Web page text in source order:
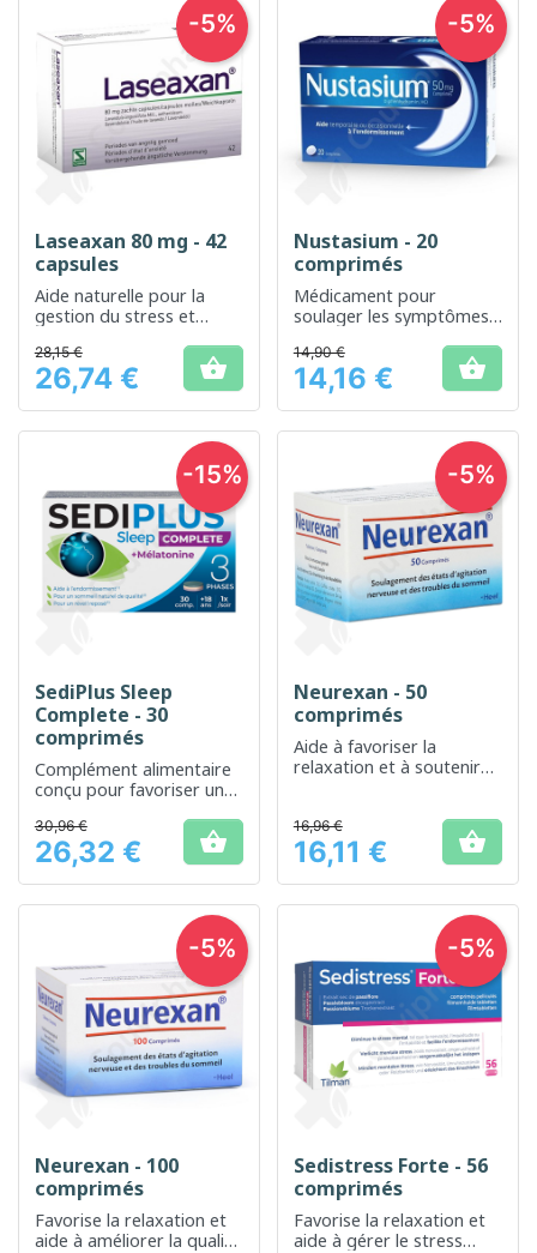
Laseaxan 80 mg - 42
capsules
Aide naturelle pour la
gestion du stress et
Prix
28,15 €
26,74 € 
-5%
Nustasium - 20
comprimés
Médicament pour
soulager les symptômes
congestions nasales
Prix
14,90 €
14,16 € 
-5%
SediPlus Sleep
Complete - 30
comprimés
Complément alimentaire
conçu pour favoriser un
réparateur
Prix
30,96 €
26,32 € 
-15%
Neurexan - 50
comprimés
Aide à favoriser la
relaxation et à soutenir
Prix
16,96 €
16,11 € 
-5%
Neurexan - 100
comprimés
Favorise la relaxation et
aide à améliorer la qualité
-5%
Sedistress Forte - 56
comprimés
Favorise la relaxation et
aide à gérer le stress
-5%